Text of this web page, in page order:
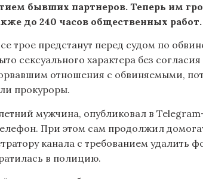
бывших партнеров. Теперь им
до 240 часов общественных работ.
трое предстанут перед судом по
сексуального характера без
отношения с обвиняемыми,
прокуроры.
мужчина, опубликовал в
При этом сам продолжил
канала с требованием удалить
в полицию.